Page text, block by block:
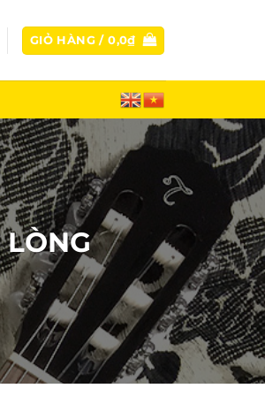
GIỎ HÀNG /0,0₫
LÒNG